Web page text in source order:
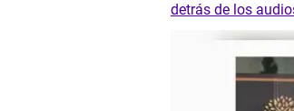
detrás de los